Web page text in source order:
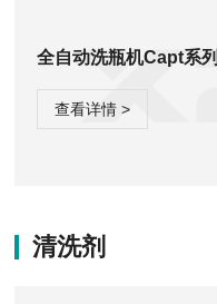
全自动洗瓶机Capt系列
查看详情 >
清洗剂